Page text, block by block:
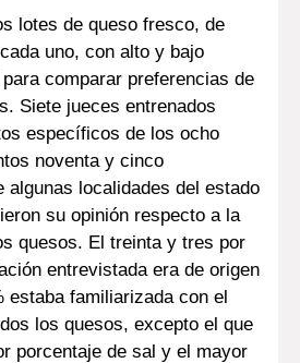
lotes de queso fresco, de
uno, con alto y bajo
comparar preferencias de
Siete jueces entrenados
específicos de los ocho
noventa y cinco
algunas localidades del estado
su opinión respecto a la
quesos. El treinta y tres por
entrevistada era de origen
estaba familiarizada con el
los quesos, excepto el que
porcentaje de sal y el mayor